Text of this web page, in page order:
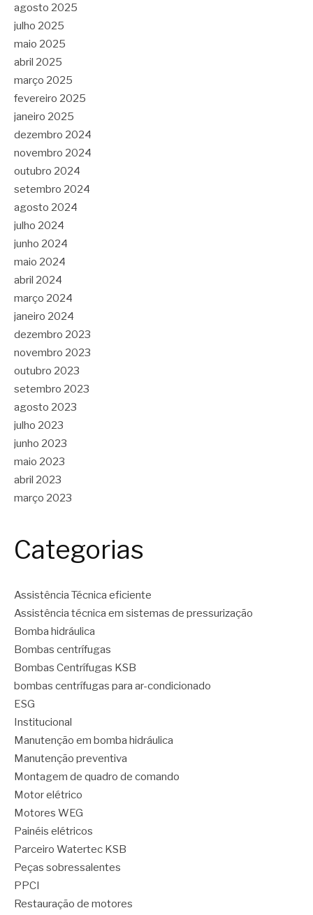
agosto 2025
julho 2025
maio 2025
abril 2025
março 2025
fevereiro 2025
janeiro 2025
dezembro 2024
novembro 2024
outubro 2024
setembro 2024
agosto 2024
julho 2024
junho 2024
maio 2024
abril 2024
março 2024
janeiro 2024
dezembro 2023
novembro 2023
outubro 2023
setembro 2023
agosto 2023
julho 2023
junho 2023
maio 2023
abril 2023
março 2023
Categorias
Assistência Técnica eficiente
Assistência técnica em sistemas de pressurização
Bomba hidráulica
Bombas centrífugas
Bombas Centrífugas KSB
bombas centrífugas para ar-condicionado
ESG
Institucional
Manutenção em bomba hidráulica
Manutenção preventiva
Montagem de quadro de comando
Motor elétrico
Motores WEG
Painéis elétricos
Parceiro Watertec KSB
Peças sobressalentes
PPCI
Restauração de motores